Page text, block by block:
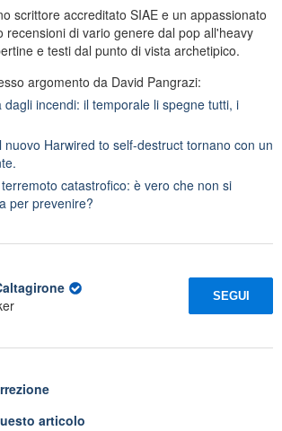
scrittore accreditato SIAE e un appassionato
recensioni di vario genere dal pop all'heavy
e testi dal punto di vista archetipico.
argomento da David Pangrazi:
dagli incendi: il temporale li spegne tutti, i
nuovo Harwired to self-destruct tornano con un
catastrofico: è vero che non si
per prevenire?
SEGUI
articolo